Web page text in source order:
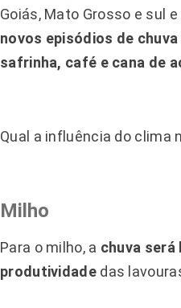
Goiás, Mato Grosso e sul
novos episódios de chuva
safrinha, café e cana de
Qual a influência do clima
Milho
Para o milho, a chuva será
produtividadedas